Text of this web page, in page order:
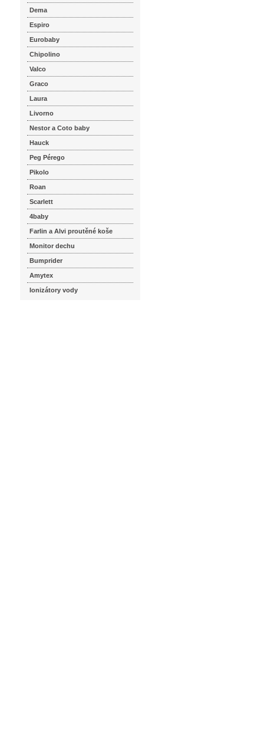
Dema
Espiro
Eurobaby
Chipolino
Valco
Graco
Laura
Livorno
Nestor a Coto baby
Hauck
Peg Pérego
Pikolo
Roan
Scarlett
4baby
Farlin a Alvi proutěné koše
Monitor dechu
Bumprider
Amytex
Ionizátory vody